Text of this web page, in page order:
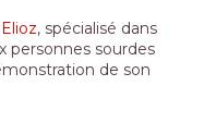
Elioz, spécialisé dans
personnes sourdes
de son